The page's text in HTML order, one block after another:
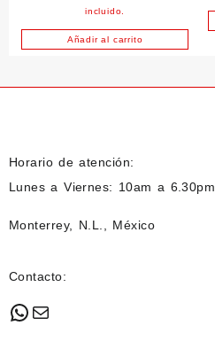
price
was:
$2,500.00.
is:
$1,999.00.
incluido.
Añadir al carrito
Horario de atención:
Lunes a Viernes: 10am a 6.30pm
Monterrey, N.L., México
Contacto:
WhatsApp
Mail